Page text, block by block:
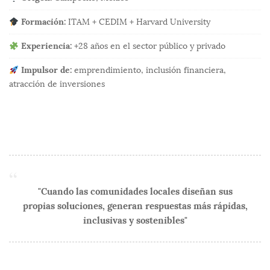
Formación:ITAM + CEDIM + Harvard University
Experiencia:+28 años en el sector público y privado
Impulsor de:emprendimiento, inclusión financiera,
atracción de inversiones
"Cuando las comunidades locales diseñan sus
propias soluciones, generan respuestas más rápidas,
inclusivas y sostenibles"